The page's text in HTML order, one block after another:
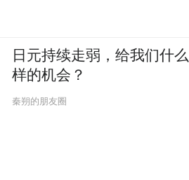
日元持续走弱，给我们什么
样的机会？
秦朔的朋友圈